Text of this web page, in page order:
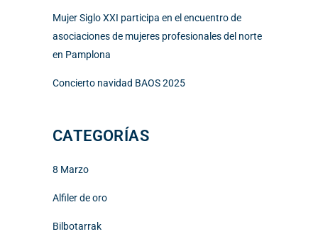
Mujer Siglo XXI participa en el encuentro de
asociaciones de mujeres profesionales del norte
en Pamplona
Concierto navidad BAOS 2025
CATEGORÍAS
8 Marzo
Alfiler de oro
Bilbotarrak